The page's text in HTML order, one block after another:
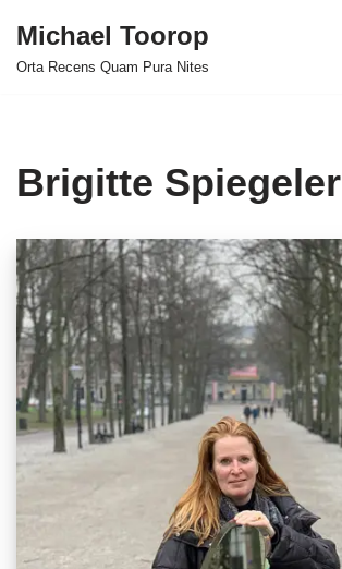
Ga
Michael Toorop
Orta Recens Quam Pura Nites
Brigitte Spiegeler